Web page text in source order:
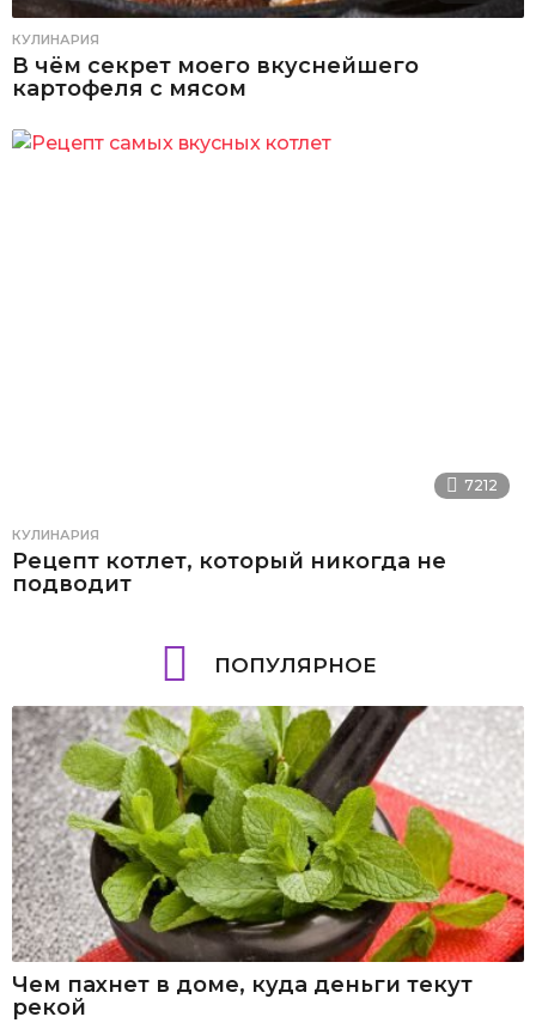
КУЛИНАРИЯ
В чём секрет моего вкуснейшего
картофеля с мясом
7212
КУЛИНАРИЯ
Рецепт котлет, который никогда не
подводит
ПОПУЛЯРНОЕ
Чем пахнет в доме, куда деньги текут
рекой